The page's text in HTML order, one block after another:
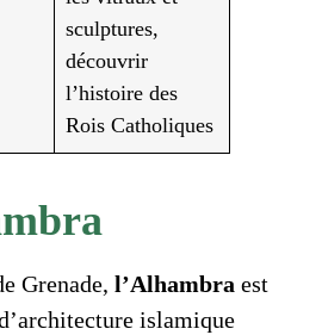
sculptures,
découvrir
l’histoire des
Rois Catholiques
Grenade, l’Alhambra est
islamique